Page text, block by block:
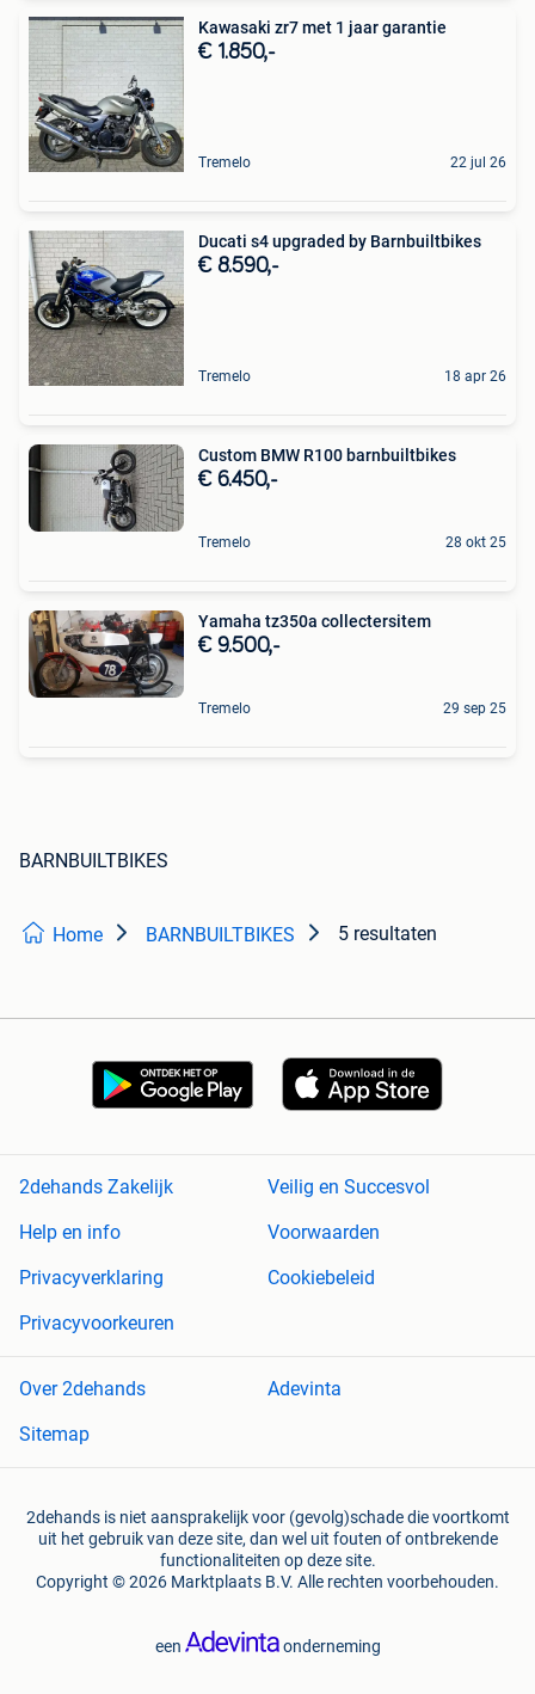
Kawasaki zr7 met 1 jaar garantie
€ 1.850,-
Tremelo 22 jul 26
Ducati s4 upgraded by Barnbuiltbikes
€ 8.590,-
Tremelo 18 apr 26
Custom BMW R100 barnbuiltbikes
€ 6.450,-
Tremelo 28 okt 25
Yamaha tz350a collectersitem
€ 9.500,-
Tremelo 29 sep 25
BARNBUILTBIKES
Home BARNBUILTBIKES 5 resultaten
2dehands Zakelijk
Veilig en Succesvol
Help en info
Voorwaarden
Privacyverklaring
Cookiebeleid
Privacyvoorkeuren
Over 2dehands
Adevinta
Sitemap
2dehands is niet aansprakelijk voor (gevolg)schade die voortkomt
uit het gebruik van deze site, dan wel uit fouten of ontbrekende
functionaliteiten op deze site.
Copyright © 2026 Marktplaats B.V. Alle rechten voorbehouden.
een onderneming